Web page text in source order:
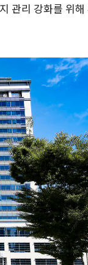
관리 강화를 위